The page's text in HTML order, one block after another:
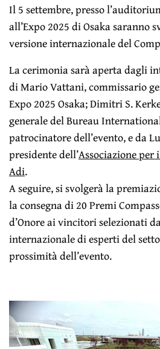
Il 5 settembre, presso
all’Expo 2025 di Osaka
versione internazionale del
La cerimonia sarà aperta dagli
di Mario Vattani, commissario
Expo 2025 Osaka; Dimitri S.
generale del Bureau
patrocinatore dell’evento, e da
presidente dell’Associazione
Adi.
A seguire, si svolgerà la
la consegna di 20 Premi
d’Onore ai vincitori selezionati
internazionale di esperti del
prossimità dell’evento.